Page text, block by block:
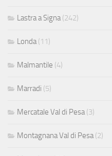
Lastra a Signa(242)
Londa(11)
Malmantile (4)
Marradi (5)
Mercatale Val di Pesa(3)
Montagnana Val di Pesa(2)